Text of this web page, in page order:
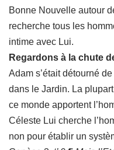
Bonne Nouvelle autour
recherche tous les
intime avec Lui.
Regardons à la chute
Adam s’était détourné
dans le Jardin. La
ce monde apportent
Céleste Lui cherche
non pour établir un